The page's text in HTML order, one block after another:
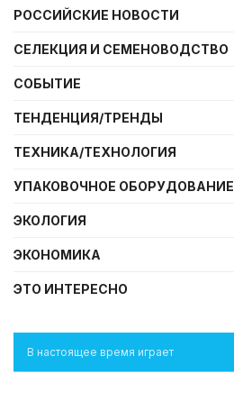
РОССИЙСКИЕ НОВОСТИ
СЕЛЕКЦИЯ И СЕМЕНОВОДСТВО
СОБЫТИЕ
ТЕНДЕНЦИЯ/ТРЕНДЫ
ТЕХНИКА/ТЕХНОЛОГИЯ
УПАКОВОЧНОЕ ОБОРУДОВАНИЕ
ЭКОЛОГИЯ
ЭКОНОМИКА
ЭТО ИНТЕРЕСНО
В настоящее время играет